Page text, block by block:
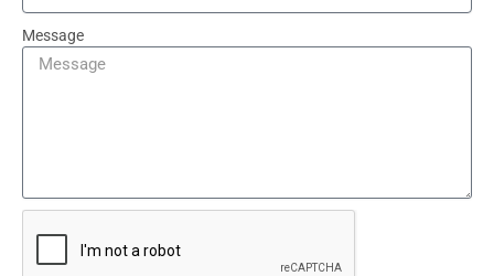
Message